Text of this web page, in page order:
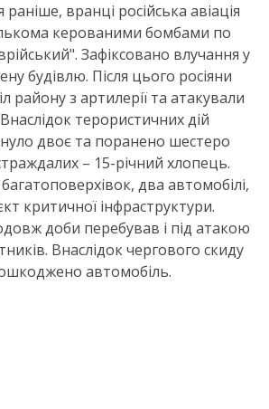
вранці російська авіація
керованими бомбами по
Зафіксовано влучання у
будівлю. Після цього росіяни
району з артилерії та атакували
терористичних дій
двоє та поранено шестеро
– 15-річний хлопець.
два автомобілі,
критичної інфраструктури.
доби перебував і під атакою
Внаслідок чергового скиду
автомобіль.